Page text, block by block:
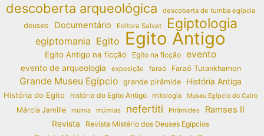
descoberta arqueológica descoberta de tumba egípcia
deuses Documentário Editora Salvat Egiptologia
egiptomania Egito Egito Antigo
Egito Antigo na ficção Egito na ficção evento
evento de arqueologia exposição faraó Faraó Tutankhamon
Grande Museu Egípcio grande pirâmide
História Antiga
História do Egito
história do Egito Antigo mitologia Museu Egípcio do Cairo
Márcia Jamille múmia múmias nefertiti Pirâmides Ramses II
Revista
Revista Mistério dos Deuses Egípcios